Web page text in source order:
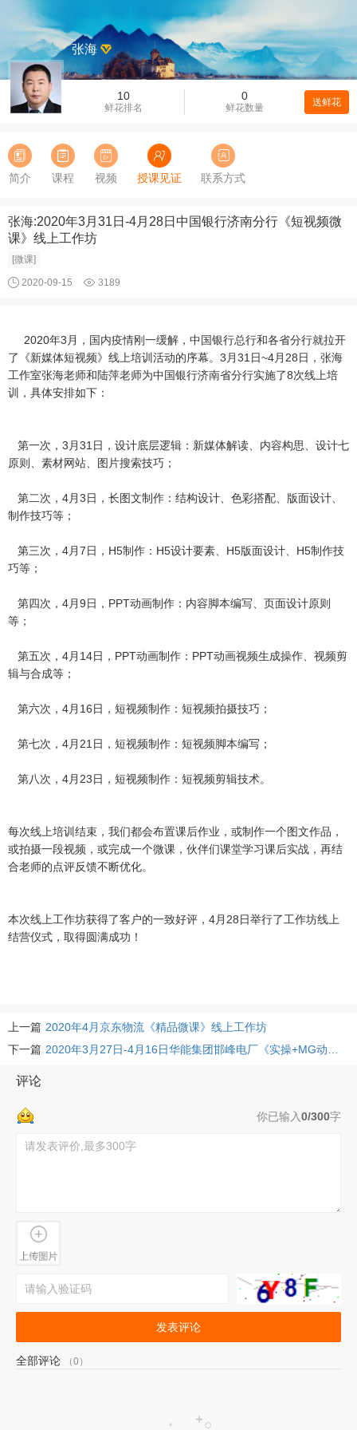
10
鲜花排名
0
鲜花数量 送鲜花
张海
简介 课程 视频 授课见证 联系方式
张海:2020年3月31日-4月28日中国银行济南分行《短视频微
课》线上工作坊
[微课]
2020-09-15 3189
2020年3月，国内疫情刚一缓解，中国银行总行和各省分行就拉开
了《新媒体短视频》线上培训活动的序幕。3月31日~4月28日，张海
工作室张海老师和陆萍老师为中国银行济南省分行实施了8次线上培
训，具体安排如下：
第一次，3月31日，设计底层逻辑：新媒体解读、内容构思、设计七
原则、素材网站、图片搜索技巧；
第二次，4月3日，长图文制作：结构设计、色彩搭配、版面设计、
制作技巧等；
第三次，4月7日，H5制作：H5设计要素、H5版面设计、H5制作技
巧等；
第四次，4月9日，PPT动画制作：内容脚本编写、页面设计原则
等；
第五次，4月14日，PPT动画制作：PPT动画视频生成操作、视频剪
辑与合成等；
第六次，4月16日，短视频制作：短视频拍摄技巧；
第七次，4月21日，短视频制作：短视频脚本编写；
第八次，4月23日，短视频制作：短视频剪辑技术。
每次线上培训结束，我们都会布置课后作业，或制作一个图文作品，
或拍摄一段视频，或完成一个微课，伙伴们课堂学习课后实战，再结
合老师的点评反馈不断优化。
本次线上工作坊获得了客户的一致好评，4月28日举行了工作坊线上
结营仪式，取得圆满成功！
上一篇 2020年4月京东物流《精品微课》线上工作坊
下一篇
评论
你已输入0/300字
发表评论
全部评论 （0）